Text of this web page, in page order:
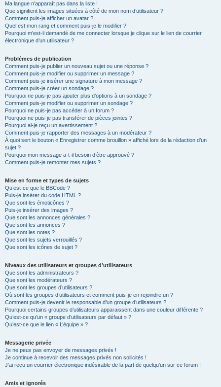
Ma langue n’apparaît pas dans la liste !
Que signifient les images situées à côté de mon nom d’utilisateur ?
Comment puis-je afficher un avatar ?
Quel est mon rang et comment puis-je le modifier ?
Pourquoi m’est-il demandé de me connecter lorsque je clique sur le lien de courrier
électronique d’un utilisateur ?
Problèmes de publication
Comment puis-je publier un nouveau sujet ou une réponse ?
Comment puis-je modifier ou supprimer un message ?
Comment puis-je insérer une signature à mon message ?
Comment puis-je créer un sondage ?
Pourquoi ne puis-je pas ajouter plus d’options à un sondage ?
Comment puis-je modifier ou supprimer un sondage ?
Pourquoi ne puis-je pas accéder à un forum ?
Pourquoi ne puis-je pas transférer de pièces jointes ?
Pourquoi ai-je reçu un avertissement ?
Comment puis-je rapporter des messages à un modérateur ?
À quoi sert le bouton « Enregistrer comme brouillon » affiché lors de la rédaction d’un
sujet ?
Pourquoi mon message a-t-il besoin d’être approuvé ?
Comment puis-je remonter mes sujets ?
Mise en forme et types de sujets
Qu’est-ce que le BBCode ?
Puis-je insérer du code HTML ?
Que sont les émoticônes ?
Puis-je insérer des images ?
Que sont les annonces générales ?
Que sont les annonces ?
Que sont les notes ?
Que sont les sujets verrouillés ?
Que sont les icônes de sujet ?
Niveaux des utilisateurs et groupes d’utilisateurs
Que sont les administrateurs ?
Que sont les modérateurs ?
Que sont les groupes d’utilisateurs ?
Où sont les groupes d’utilisateurs et comment puis-je en rejoindre un ?
Comment puis-je devenir le responsable d’un groupe d’utilisateurs ?
Pourquoi certains groupes d’utilisateurs apparaissent dans une couleur différente ?
Qu’est-ce qu’un « groupe d’utilisateurs par défaut » ?
Qu’est-ce que le lien « L’équipe » ?
Messagerie privée
Je ne peux pas envoyer de messages privés !
Je continue à recevoir des messages privés non sollicités !
J’ai reçu un courrier électronique indésirable de la part de quelqu’un sur ce forum !
Amis et ignorés